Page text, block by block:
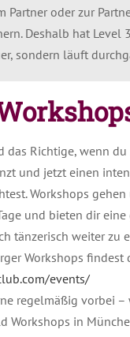
Partner oder zur
Deshalb hat Level
sondern läuft
das Richtige, wenn
und jetzt einen
Workshops
und bieten dir eine
tänzerisch weiter zu
Workshops findest
events/
regelmäßig vorbei –
Workshops in